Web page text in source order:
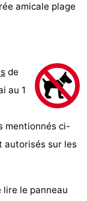
amicale plage
de
au 1
mentionnés ci-
autorisés sur les
lire le panneau